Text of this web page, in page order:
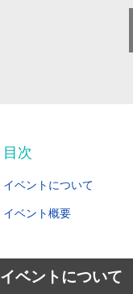
目次
イベントについて
イベント概要
イベントについて